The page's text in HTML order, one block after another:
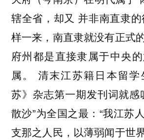
辖全省，却又 并非南直隶
样一来，南直隶就没有正式
府州都是直接隶属于中央
属。 清末江苏籍日本留
苏》杂志第一期发刊词就感
散沙”为全国之最：“我江苏
支那之人民，以薄弱闻于世